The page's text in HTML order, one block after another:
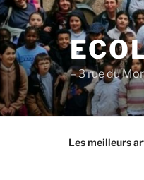
– 3 rue du
Les meilleurs